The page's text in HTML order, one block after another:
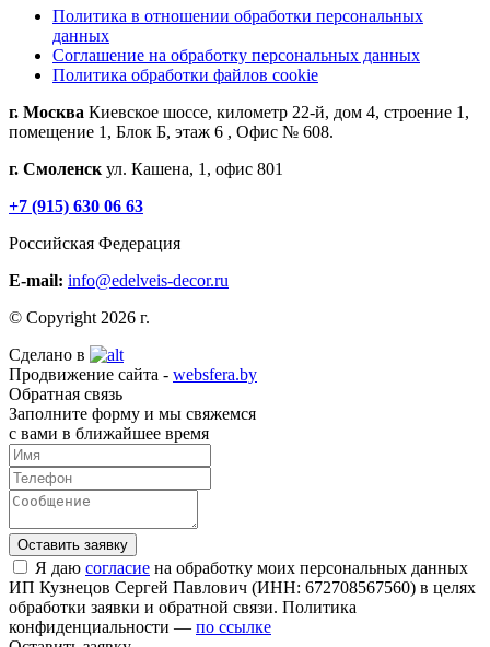
Политика в отношении обработки персональных
данных
Соглашение на обработку персональных данных
Политика обработки файлов cookie
г. Москва Киевское шоссе, километр 22-й, дом 4, строение 1,
помещение 1, Блок Б, этаж 6 , Офис № 608.
г. Смоленскул. Кашена, 1, офис 801
+7 (915) 630 06 63
Российская Федерация
E-mail: info@edelveis-decor.ru
© Copyright 2026 г.
Сделано в
Продвижение сайта - websfera.by
Обратная связь
Заполните форму и мы свяжемся
с вами в ближайшее время
Я даю согласие на обработку моих персональных данных
ИП Кузнецов Сергей Павлович (ИНН: 672708567560) в целях
обработки заявки и обратной связи. Политика
конфиденциальности — по ссылке